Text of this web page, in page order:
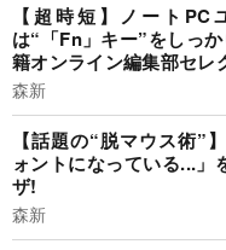
【超時短】ノート
は“「Fn」キー”をしっ
籍オンライン編集部セレ
森新
【話題の“脱マウス術”
ォントになっている...」
ザ!
森新